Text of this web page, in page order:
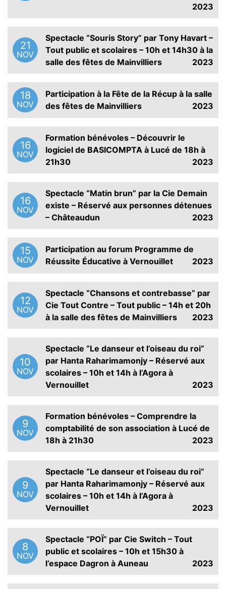
2023
21
NOV
Spectacle “Souris Story” par Tony Havart –
Tout public et scolaires – 10h et 14h30 à la
salle des fêtes de Mainvilliers
2023
18
NOV
Participation à la Fête de la Récup à la salle
des fêtes de Mainvilliers
2023
16
NOV
Formation bénévoles – Découvrir le
logiciel de BASICOMPTA à Lucé de 18h à
21h30
2023
16
NOV
Spectacle “Matin brun” par la Cie Demain
existe – Réservé aux personnes détenues
– Châteaudun
2023
15
NOV
Participation au forum Programme de
Réussite Éducative à Vernouillet
2023
12
NOV
Spectacle “Chansons et contrebasse” par
Cie Tout Contre – Tout public – 14h et 20h
à la salle des fêtes de Mainvilliers
2023
10
NOV
Spectacle “Le danseur et l’oiseau du roi”
par Hanta Raharimamonjy – Réservé aux
scolaires – 10h et 14h à l’Agora à
Vernouillet
2023
9
NOV
Formation bénévoles – Comprendre la
comptabilité de son association à Lucé de
18h à 21h30
2023
9
NOV
Spectacle “Le danseur et l’oiseau du roi”
par Hanta Raharimamonjy – Réservé aux
scolaires – 10h et 14h à l’Agora à
Vernouillet
2023
8
NOV
Spectacle “POÏ” par Cie Switch – Tout
public et scolaires – 10h et 15h30 à
l’espace Dagron à Auneau
2023